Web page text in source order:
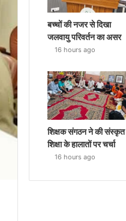
बच्चों की नजर से दिखा
जलवायु परिवर्तन का असर
16 hours ago
शिक्षक संगठन ने की संस्कृत
शिक्षा के हालातों पर चर्चा
16 hours ago